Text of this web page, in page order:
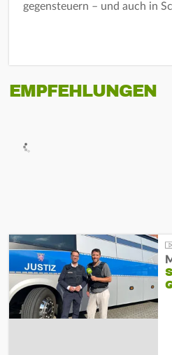
gegensteuern – und auch in
EMPFEHLUNGEN